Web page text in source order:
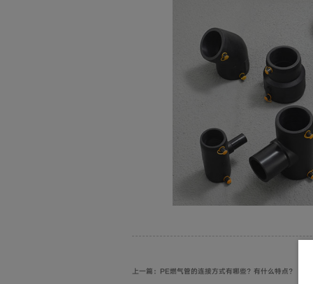
上一篇：PE燃气管的连接方式有哪些？有什么特点？